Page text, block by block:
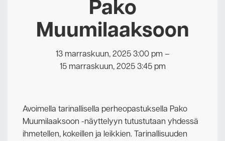
Medialle
Meistä
Design District Helsingin jäsenyydestä
Ota yhteyttä
Pako
Muumilaaksoon
13 marraskuun, 2025 3:00 pm –
15 marraskuun, 2025 3:45 pm
Avoimella tarinallisella perheopastuksella Pako
Muumilaaksoon -näyttelyyn tutustutaan yhdessä
ihmetellen, kokeillen ja leikkien. Tarinallisuuden